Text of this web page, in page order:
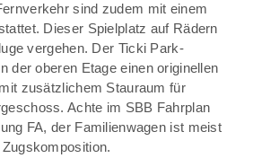
sind zudem mit einem
Dieser Spielplatz auf Rädern
vergehen. Der Ticki Park-
der oberen Etage einen originellen
zusätzlichem Stauraum für
Achte im SBB Fahrplan
FA, der Familienwagen ist meist